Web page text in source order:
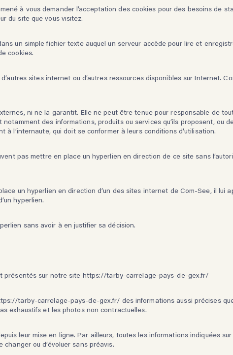
à vous demander l’acceptation des cookies pour des besoins de
du site que vous visitez.
un simple fichier texte auquel un serveur accède pour lire et
cookies.
sites internet ou d’autres ressources disponibles sur Internet.
ni ne la garantit. Elle ne peut être tenue pour responsable de
des informations, produits ou services qu’ils proposent, ou
l’internaute, qui doit se conformer à leurs conditions d’utilisation.
pas mettre en place un hyperlien en direction de ce site sans
un hyperlien en direction d’un des sites internet de Com-See, il lui
hyperlien.
sans avoir à en justifier sa décision.
présentés sur notre site https://tarby-carrelage-pays-de-gex.fr/
tarby-carrelage-pays-de-gex.fr/ des informations aussi précises
exhaustifs et les photos non contractuelles.
leur mise en ligne. Par ailleurs, toutes les informations indiquées
ou d’évoluer sans préavis.